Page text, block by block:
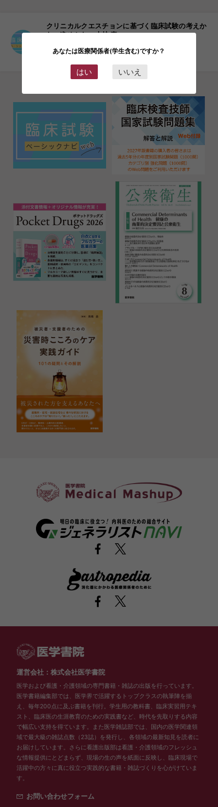
クリニカルクエスチョンに基づく臨床試験の考えか
た・進めかた 小林 真一
「目次」はこちら
運営会社：株式会社医学書院
医学および看護・介護領域の専門書籍・雑誌の出版を行っています。
医学書籍編集部では、医学界で活躍するトップクラスの執筆陣を揃
え、毎年200点に及ぶ書籍を刊行。学生用の教科書、臨床実習用テキ
スト、臨床医の生涯教育のための実践書など、時代を先取りする内容
で幅広い支持を得ています。また医学雑誌部では、国内の医学関連領
域で最大級の雑誌点数（23誌）を発行し、各領域の最新知見を読者に
お届けしています。さらに看護出版部は看護・介護領域のフレッシュ
な情報提供にとどまらず、現場の生の声を紙面に反映し、臨床現場で
活躍中の方々に真に役立つ実践的な書籍・雑誌づくりを心がけていま
す。
お問い合わせフォーム
あなたは医療関係者(学生含む)ですか？
はい いいえ